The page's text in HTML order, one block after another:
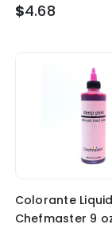
$4.68
Colorante
Chefmaster 9